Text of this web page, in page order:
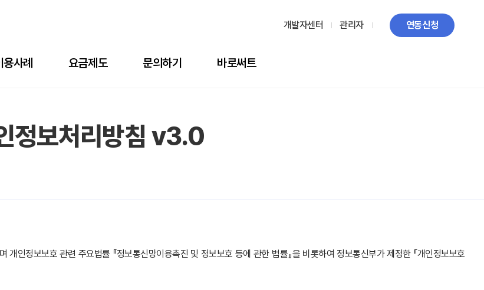
용사례 요금제도 문의하기 바로써트
개발자센터 관리자 연동신청
정보처리방침 v3.0
인정보보호 관련 주요법률 『정보통신망이용촉진 및 정보보호 등에 관한 법률』을 비롯하여 정보통신부가 제정한 『개인정보보호